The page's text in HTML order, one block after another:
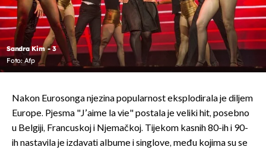
Sandra Kim - 3
Foto: Afp
Nakon Eurosonga njezina popularnost eksplodirala je diljem
Europe. Pjesma "J’aime la vie" postala je veliki hit, posebno
u Belgiji, Francuskoj i Njemačkoj. Tijekom kasnih 80-ih i 90-
ih nastavila je izdavati albume i singlove, među kojima su se